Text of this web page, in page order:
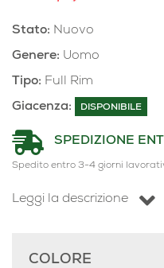
Stato: Nuovo
Genere: Uomo
Tipo: Full Rim
Giacenza: DISPONIBILE
SPEDIZIONE
Spedito entro 3-4 giorni
Leggi la descrizione
COLORE